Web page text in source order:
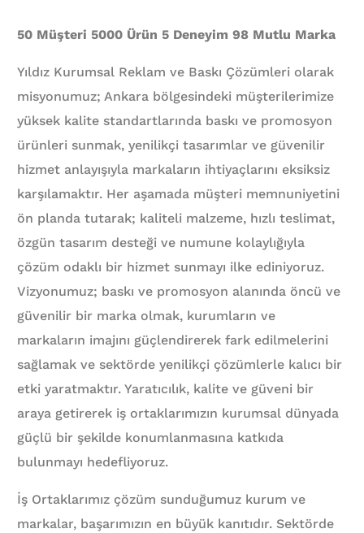
50 Müşteri 5000 Ürün 5 Deneyim 98 Mutlu Marka
Yıldız Kurumsal Reklam ve Baskı Çözümleri olarak
misyonumuz; Ankara bölgesindeki müşterilerimize
yüksek kalite standartlarında baskı ve promosyon
ürünleri sunmak, yenilikçi tasarımlar ve güvenilir
hizmet anlayışıyla markaların ihtiyaçlarını eksiksiz
karşılamaktır. Her aşamada müşteri memnuniyetini
ön planda tutarak; kaliteli malzeme, hızlı teslimat,
özgün tasarım desteği ve numune kolaylığıyla
çözüm odaklı bir hizmet sunmayı ilke ediniyoruz.
Vizyonumuz; baskı ve promosyon alanında öncü ve
güvenilir bir marka olmak, kurumların ve
markaların imajını güçlendirerek fark edilmelerini
sağlamak ve sektörde yenilikçi çözümlerle kalıcı bir
etki yaratmaktır. Yaratıcılık, kalite ve güveni bir
araya getirerek iş ortaklarımızın kurumsal dünyada
güçlü bir şekilde konumlanmasına katkıda
bulunmayı hedefliyoruz.
İş Ortaklarımız çözüm sunduğumuz kurum ve
markalar, başarımızın en büyük kanıtıdır. Sektörde